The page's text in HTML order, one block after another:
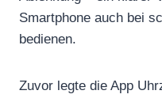
Smartphone auch bei
bedienen.
Zuvor legte die App